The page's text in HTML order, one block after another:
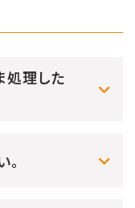
処理した